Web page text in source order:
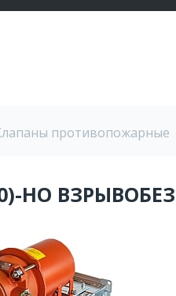
противопожарные
НО